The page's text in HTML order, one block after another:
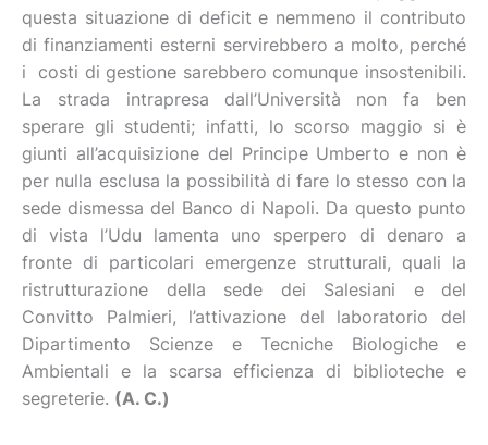
questa situazione di deficit e nemmeno il contributo
di finanziamenti esterni servirebbero a molto, perché
i costi di gestione sarebbero comunque insostenibili.
La strada intrapresa dall’Università non fa ben
sperare gli studenti; infatti, lo scorso maggio si è
giunti all’acquisizione del Principe Umberto e non è
per nulla esclusa la possibilità di fare lo stesso con la
sede dismessa del Banco di Napoli. Da questo punto
di vista l’Udu lamenta uno sperpero di denaro a
fronte di particolari emergenze strutturali, quali la
ristrutturazione della sede dei Salesiani e del
Convitto Palmieri, l’attivazione del laboratorio del
Dipartimento Scienze e Tecniche Biologiche e
Ambientali e la scarsa efficienza di biblioteche e
segreterie. (A. C.)